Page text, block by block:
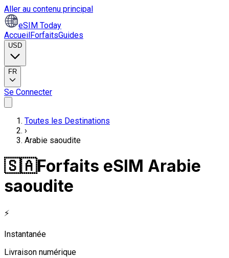
Aller au contenu principal
eSIM Today
AccueilForfaitsGuides
USD
FR
Se Connecter
Toutes les Destinations
›
Arabie saoudite
🇸🇦Forfaits eSIM Arabie
saoudite
⚡
Instantanée
Livraison numérique